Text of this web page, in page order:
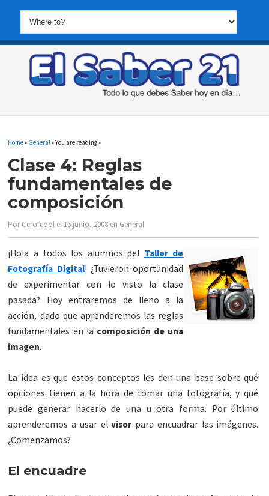
Home» General » You are reading »
Clase 4: Reglas
fundamentales de
composición
PorCero-cool el 16 junio, 2008 en General
¡Hola a todos los alumnos del Taller de
Fotografía Digital! ¿Tuvieron oportunidad
de experimentar con lo visto la clase
pasada? Hoy entraremos de lleno a la
acción, dado que aprenderemos las reglas
fundamentales en la composición de una
imagen.
La idea es que estos conceptos les den una base sobre qué
opciones tienen a la hora de tomar una fotografía, y qué
puede generar hacerlo de una u otra forma. Por último
aprenderemos a usar elvisor para encuadrar las imágenes.
¿Comenzamos?
El encuadre